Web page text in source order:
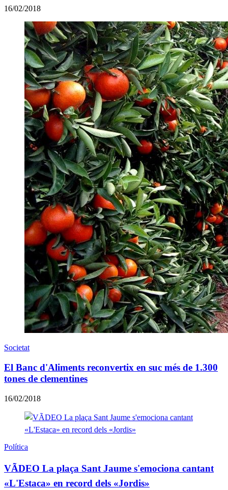
16/02/2018
Societat
El Banc d'Aliments reconvertix en suc més de 1.300
tones de clementines
16/02/2018
Política
VÃDEO La plaça Sant Jaume s'emociona cantant
«L'Estaca» en record dels «Jordis»